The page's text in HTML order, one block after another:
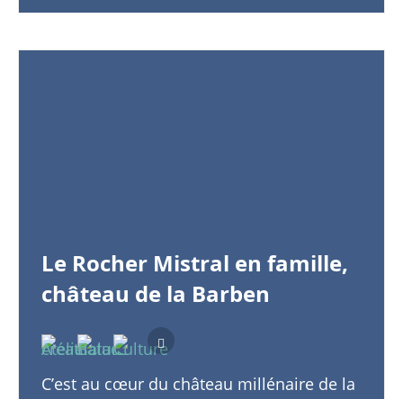
Le Rocher Mistral en famille,
château de la Barben
C’est au cœur du château millénaire de la